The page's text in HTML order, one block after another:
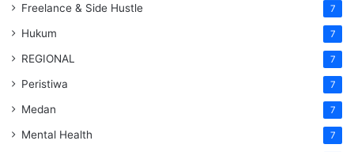
Freelance & Side Hustle 7
Hukum 7
REGIONAL 7
Peristiwa 7
Medan 7
Mental Health 7